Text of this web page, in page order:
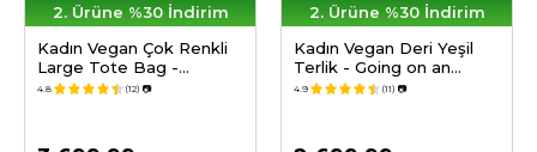
2. Ürüne %30 İndirim
Kadın Vegan Çok Renkli
Large Tote Bag -
Anatolian Patterns
4.8 (12) 📷
2. Ürüne %30 İndirim
Kadın Vegan Deri Yeşil
Terlik - Going on an
Adventure Tasarım
4.9 (11) 📷